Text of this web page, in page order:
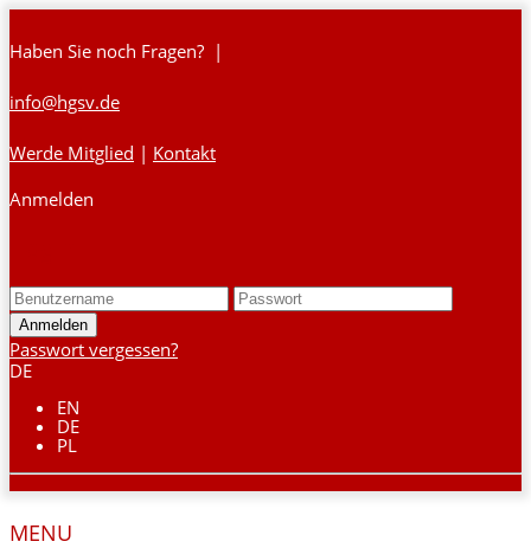
Haben Sie noch Fragen? |
info@hgsv.de
Werde Mitglied | Kontakt
Anmelden
Passwort vergessen?
DE
EN
DE
PL
MENU